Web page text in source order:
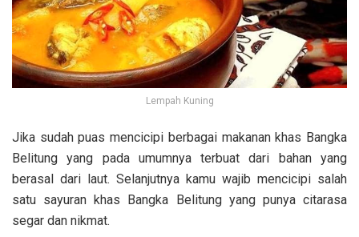
Lempah Kuning
Jika sudah puas mencicipi berbagai makanan khas Bangka
Belitung yang pada umumnya terbuat dari bahan yang
berasal dari laut. Selanjutnya kamu wajib mencicipi salah
satu sayuran khas Bangka Belitung yang punya citarasa
segar dan nikmat.